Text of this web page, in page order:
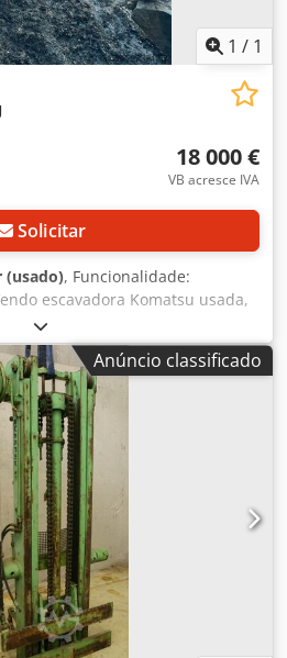
1 / 1
18 000 €
VB acresce IVA
Solicitar
(usado), Funcionalidade:
escavadora Komatsu usada,
Muito ágil e em boas
Akqja
Anúncio classificado